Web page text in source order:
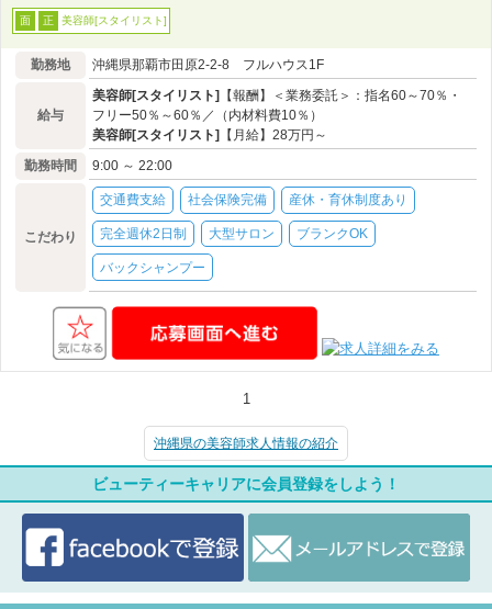
面 正 美容師[スタイリスト]
勤務地 沖縄県那覇市田原2-2-8 フルハウス1F
給与
美容師[スタイリスト]
【報酬】＜業務委託＞：指名60～70％・
フリー50％～60％／（内材料費10％）
美容師[スタイリスト]
【月給】28万円～
勤務時間
9:00 ～ 22:00
こだわり
交通費支給 社会保険完備 産休・育休制度あり
完全週休2日制 大型サロン ブランクOK
バックシャンプー
1
沖縄県の美容師求人情報の紹介
ビューティーキャリアに会員登録をしよう！